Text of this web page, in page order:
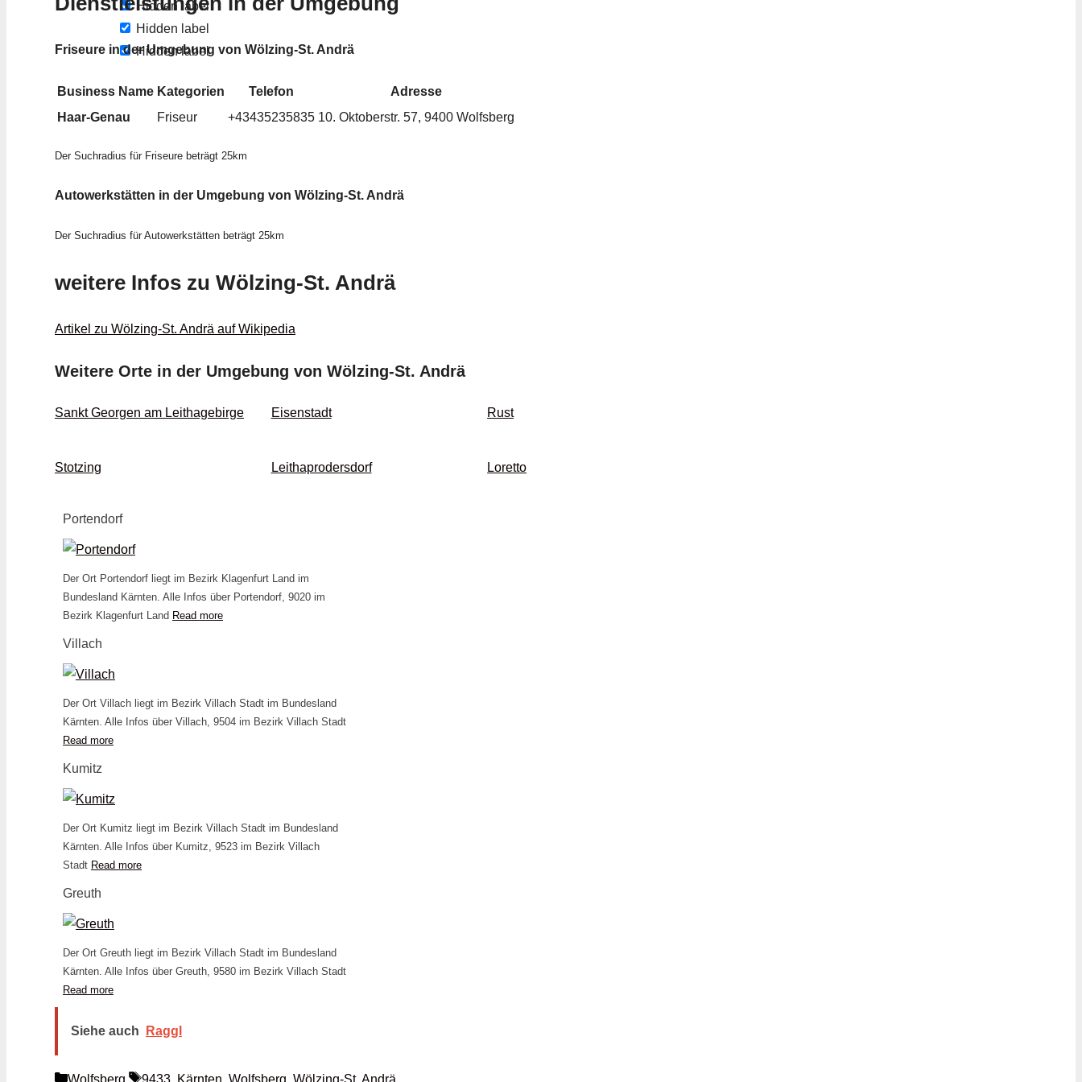
Hidden label
Hidden label
Hidden label
Friseure in der Umgebung von Wölzing-St. Andrä
Business Name Kategorien Telefon
Adresse
Haar-Genau
Friseur +43435235835 10. Oktoberstr. 57, 9400 Wolfsberg
Der Suchradius für Friseure beträgt 25km
Autowerkstätten in der Umgebung von Wölzing-St. Andrä
Der Suchradius für Autowerkstätten beträgt 25km
weitere Infos zu Wölzing-St. Andrä
Artikel zu Wölzing-St. Andrä auf Wikipedia
Weitere Orte in der Umgebung von Wölzing-St. Andrä
Sankt Georgen am Leithagebirge Eisenstadt Rust
Stotzing Leithaprodersdorf Loretto
Portendorf
Der Ort Portendorf liegt im Bezirk Klagenfurt Land im
Bundesland Kärnten. Alle Infos über Portendorf, 9020 im
Bezirk Klagenfurt Land Read more
Villach
Der Ort Villach liegt im Bezirk Villach Stadt im Bundesland
Kärnten. Alle Infos über Villach, 9504 im Bezirk Villach Stadt
Read more
Kumitz
Der Ort Kumitz liegt im Bezirk Villach Stadt im Bundesland
Kärnten. Alle Infos über Kumitz, 9523 im Bezirk Villach
Stadt Read more
Greuth
Der Ort Greuth liegt im Bezirk Villach Stadt im Bundesland
Kärnten. Alle Infos über Greuth, 9580 im Bezirk Villach Stadt
Read more
Siehe auch Raggl
Kategorien
Wolfsberg Schlagwörter
9433, Kärnten, Wolfsberg, Wölzing-St. Andrä